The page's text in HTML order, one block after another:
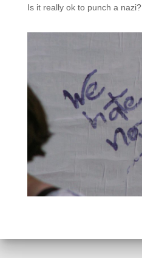
Is it really ok to punch a nazi?